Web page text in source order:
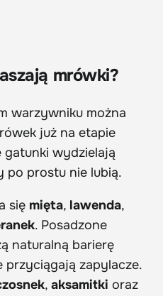
mrówki?
warzywniku można
już na etapie
gatunki wydzielają
po prostu nie lubią.
się mięta, lawenda,
. Posadzone
naturalną barierę
zapylacze.
, aksamitki oraz